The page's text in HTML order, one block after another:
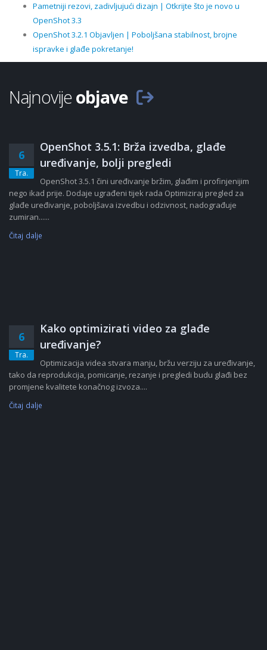
Pametniji rezovi, zadivljujući dizajn | Otkrijte što je novo u
OpenShot 3.3
OpenShot 3.2.1 Objavljen | Poboljšana stabilnost, brojne
ispravke i glađe pokretanje!
Najnovijeobjave
6
Tra.
OpenShot 3.5.1: Brža izvedba, glađe
uređivanje, bolji pregledi
OpenShot 3.5.1 čini uređivanje bržim, glađim i profinjenijim
nego ikad prije. Dodaje ugrađeni tijek rada Optimiziraj pregled za
glađe uređivanje, poboljšava izvedbu i odzivnost, nadograđuje
zumiran......
Čitaj dalje
6
Tra.
Kako optimizirati video za glađe
uređivanje?
Optimizacija videa stvara manju, bržu verziju za uređivanje,
tako da reprodukcija, pomicanje, rezanje i pregledi budu glađi bez
promjene kvalitete konačnog izvoza....
Čitaj dalje